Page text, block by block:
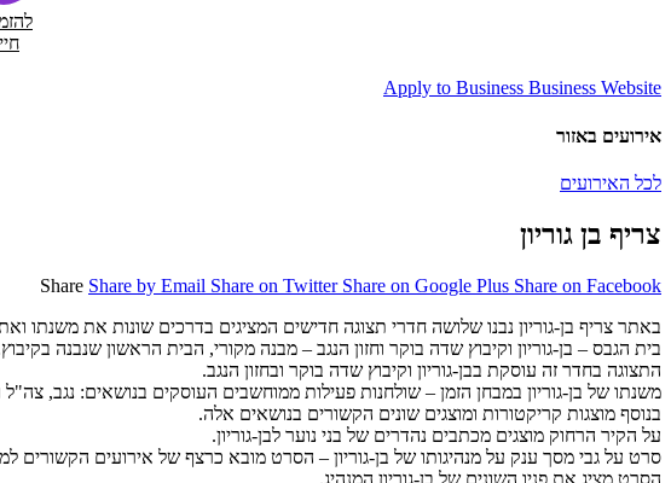
Apply to Business Business Website
אירועים באזור
לכל האירועים
צריף בן גוריון
Share Share by Email Share on Twitter Share on Google Plus Share on Facebook
באתר צריף בן-גוריון נבנו שלושה חדרי תצוגה חדישים המציגים בדרכים שונות את משנתו ואת
בית הגבס – בן-גוריון וקיבוץ שדה בוקר וחזון הנגב – מבנה מקורי, הבית הראשון שנבנה
התצוגה בחדר זה עוסקת בבן-גוריון וקיבוץ שדה בוקר ובחזון הנגב.
משנתו של בן-גוריון במבחן הזמן – שולחנות פעילות ממוחשבים העוסקים בנושאים: נגב, צה"ל
בנוסף מוצגות קריקטורות ומוצגים שונים הקשורים בנושאים אלה.
על הקיר הרחוק מוצגים מכתבים נהדרים של בני נוער לבן-גוריון.
סרט על גבי מסך ענק על מנהיגותו של בן-גוריון – הסרט מובא כרצף של אירועים הקשורים
הסרט מציג את פניו השונים של בן-גוריון המנהיג.